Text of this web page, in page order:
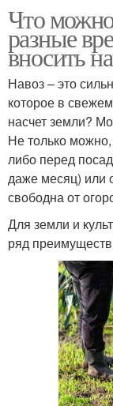
Что
разные
вносить
Навоз – это
которое в
насчет земли?
Не только
либо перед
даже месяц) или
свободна от
Для земли и
ряд